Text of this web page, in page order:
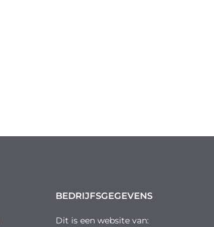
BEDRIJFSGEGEVENS
Dit is een website van: